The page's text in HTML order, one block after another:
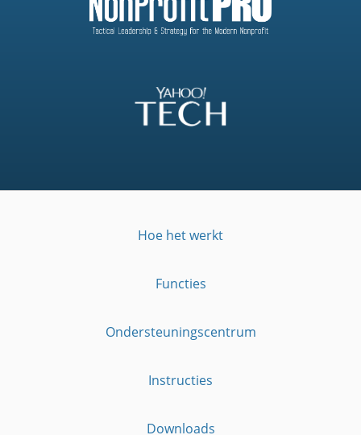
Hoe het werkt
Functies
Ondersteuningscentrum
Instructies
Downloads